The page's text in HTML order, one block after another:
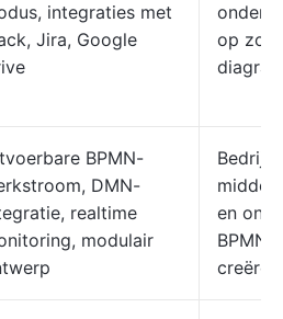
integraties met
Jira, Google
op
BPMN-
DMN-
realtime
modulair
en
creëren